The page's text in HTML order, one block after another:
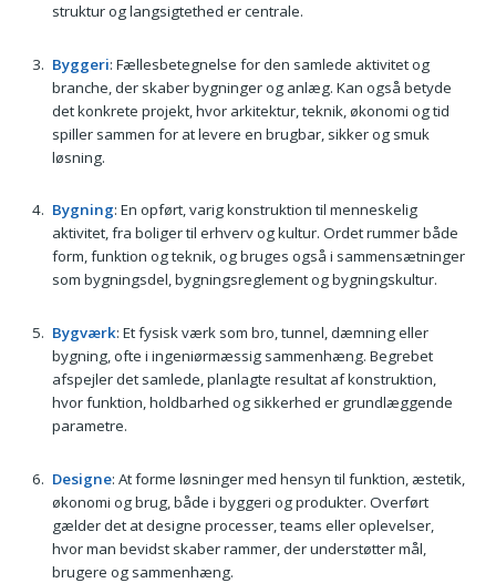
struktur og langsigtethed er centrale.
Byggeri: Fællesbetegnelse for den samlede aktivitet og
branche, der skaber bygninger og anlæg. Kan også betyde
det konkrete projekt, hvor arkitektur, teknik, økonomi og tid
spiller sammen for at levere en brugbar, sikker og smuk
løsning.
Bygning: En opført, varig konstruktion til menneskelig
aktivitet, fra boliger til erhverv og kultur. Ordet rummer både
form, funktion og teknik, og bruges også i sammensætninger
som bygningsdel, bygningsreglement og bygningskultur.
Bygværk: Et fysisk værk som bro, tunnel, dæmning eller
bygning, ofte i ingeniørmæssig sammenhæng. Begrebet
afspejler det samlede, planlagte resultat af konstruktion,
hvor funktion, holdbarhed og sikkerhed er grundlæggende
parametre.
Designe: At forme løsninger med hensyn til funktion, æstetik,
økonomi og brug, både i byggeri og produkter. Overført
gælder det at designe processer, teams eller oplevelser,
hvor man bevidst skaber rammer, der understøtter mål,
brugere og sammenhæng.